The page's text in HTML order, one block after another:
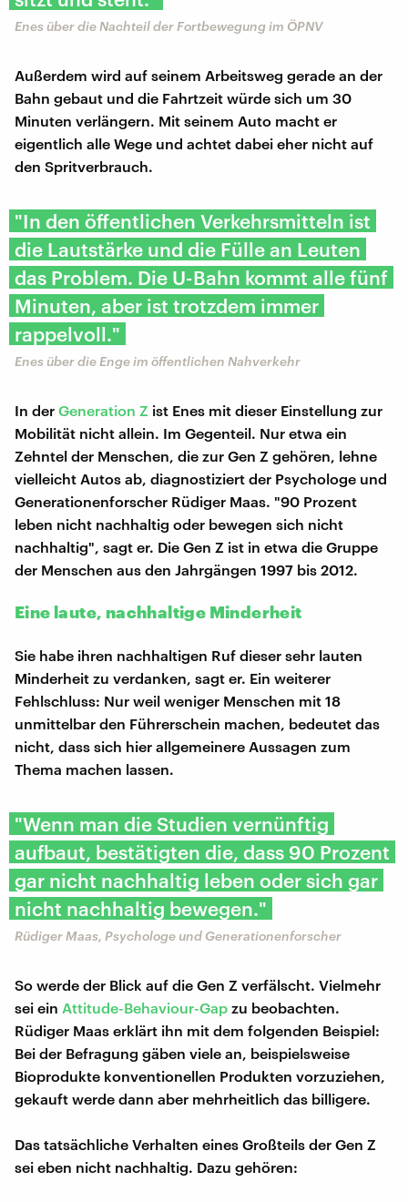
Enes über die Nachteil der Fortbewegung im ÖPNV
Außerdem wird auf seinem Arbeitsweg gerade an der
Bahn gebaut und die Fahrtzeit würde sich um 30
Minuten verlängern. Mit seinem Auto macht er
eigentlich alle Wege und achtet dabei eher nicht auf
den Spritverbrauch.
"In den öffentlichen Verkehrsmitteln ist
die Lautstärke und die Fülle an Leuten
das Problem. Die U-Bahn kommt alle fünf
Minuten, aber ist trotzdem immer
rappelvoll."
Enes über die Enge im öffentlichen Nahverkehr
In der Generation Z ist Enes mit dieser Einstellung zur
Mobilität nicht allein. Im Gegenteil. Nur etwa ein
Zehntel der Menschen, die zur Gen Z gehören, lehne
vielleicht Autos ab, diagnostiziert der Psychologe und
Generationenforscher Rüdiger Maas. "90 Prozent
leben nicht nachhaltig oder bewegen sich nicht
nachhaltig", sagt er. Die Gen Z ist in etwa die Gruppe
der Menschen aus den Jahrgängen 1997 bis 2012.
Eine laute, nachhaltige Minderheit
Sie habe ihren nachhaltigen Ruf dieser sehr lauten
Minderheit zu verdanken, sagt er. Ein weiterer
Fehlschluss: Nur weil weniger Menschen mit 18
unmittelbar den Führerschein machen, bedeutet das
nicht, dass sich hier allgemeinere Aussagen zum
Thema machen lassen.
"Wenn man die Studien vernünftig
aufbaut, bestätigten die, dass 90 Prozent
gar nicht nachhaltig leben oder sich gar
nicht nachhaltig bewegen."
Rüdiger Maas, Psychologe und Generationenforscher
So werde der Blick auf die Gen Z verfälscht. Vielmehr
sei ein Attitude-Behaviour-Gap zu beobachten.
Rüdiger Maas erklärt ihn mit dem folgenden Beispiel:
Bei der Befragung gäben viele an, beispielsweise
Bioprodukte konventionellen Produkten vorzuziehen,
gekauft werde dann aber mehrheitlich das billigere.
Das tatsächliche Verhalten eines Großteils der Gen Z
sei eben nicht nachhaltig. Dazu gehören: